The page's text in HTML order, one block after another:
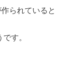
られていると
す。